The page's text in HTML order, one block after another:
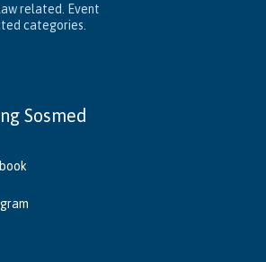
related. Event
categories.
Sosmed